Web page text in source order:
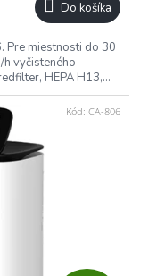
Do košíka
Pre miestnosti do 30
vyčisteného
HEPA H13,...
Kód: CA-806